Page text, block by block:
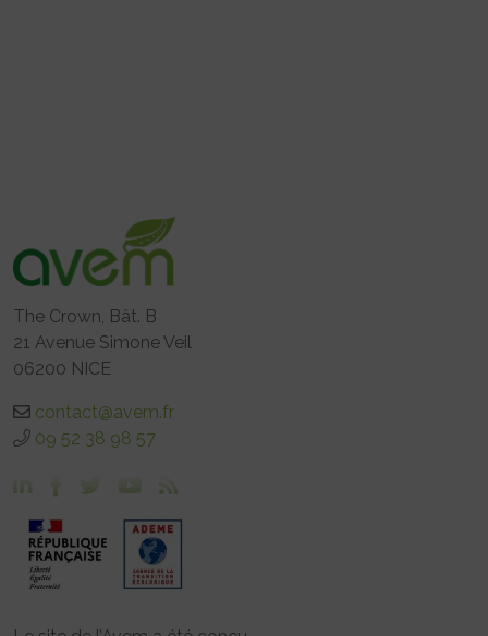
The Crown, Bât. B
21 Avenue Simone Veil
06200 NICE
contact@avem.fr
09 52 38 98 57